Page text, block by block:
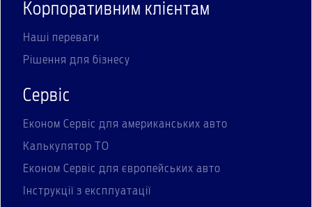
Корпоративним клієнтам
Наші переваги
Рішення для бізнесу
Сервіс
Економ Сервіс для американських авто
Калькулятор ТО
Економ Сервіс для європейських авто
Інструкції з експлуатації